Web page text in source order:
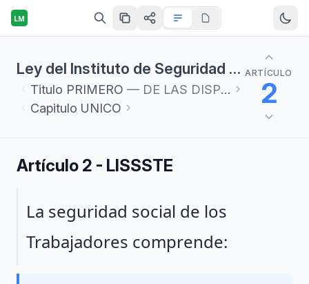
LM
Ley del Instituto de Seguridad y Servicios Sociales de los Trabajadores del Estado
Titulo PRIMERO — DE LAS DISPOSICIONES GENERALES
Capitulo UNICO
ARTÍCULO
2
Artículo 2 - LISSSTE
Párrafo 1
La seguridad social de los
Trabajadores comprende: